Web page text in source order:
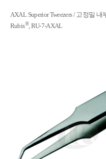
AXAL Superior Tweezers / 고정밀
Rubis®, RU-7-AXAL